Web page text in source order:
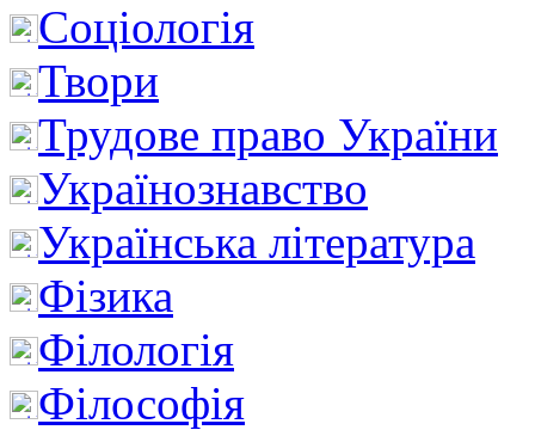
Соціологія
Твори
Трудове право України
Українознавство
Українська література
Фізика
Філологія
Філософія